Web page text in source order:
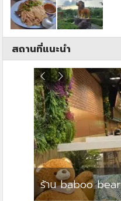
สถานที่แนะนำ
ร้าน baboo bear